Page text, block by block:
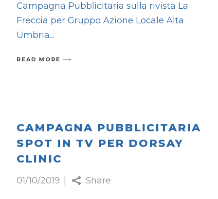
Campagna Pubblicitaria sulla rivista La
Freccia per Gruppo Azione Locale Alta
Umbria
READ MORE
CAMPAGNA PUBBLICITARIA
SPOT IN TV PER DORSAY
CLINIC
01/10/2019 Share